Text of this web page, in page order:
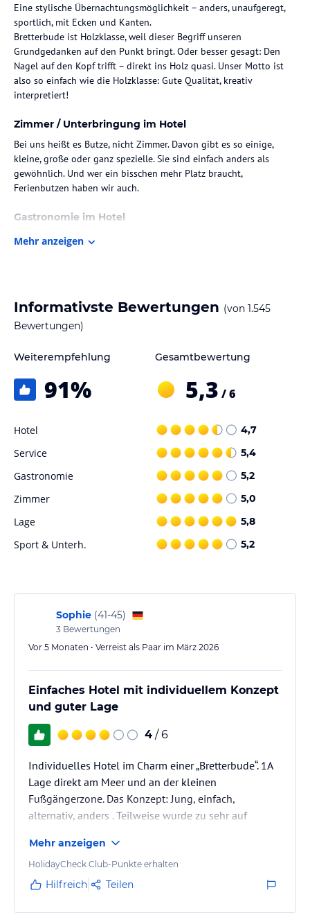
Eine stylische Übernachtungsmöglichkeit – anders, unaufgeregt,
sportlich, mit Ecken und Kanten.
Bretterbude ist Holzklasse, weil dieser Begriff unseren
Grundgedanken auf den Punkt bringt. Oder besser gesagt: Den
Nagel auf den Kopf trifft – direkt ins Holz quasi. Unser Motto ist
also so einfach wie die Holzklasse: Gute Qualität, kreativ
interpretiert!
Zimmer / Unterbringung im Hotel
Bei uns heißt es Butze, nicht Zimmer. Davon gibt es so einige,
kleine, große oder ganz spezielle. Sie sind einfach anders als
gewöhnlich. Und wer ein bisschen mehr Platz braucht,
Ferienbutzen haben wir auch.
Gastronomie im Hotel
Das Restaurant Strandschuppen bietet bodenständige ehrlich
Hinweis: Allgemeine und unverbindliche
ohne Gewähr und ohne Prüfung durch HolidayCheck. Bitte
lies vor der Buchung die verbindlichen
Angebotsdetails
jeweiligen Veranstalters.
Mehr anzeigen
Informativste Bewertungen (von 1.545
Bewertungen)
Weiterempfehlung
91%
Gesamtbewertung
5,3 / 6
Hotel 4,7
Service 5,4
Gastronomie 5,2
Zimmer 5,0
Lage 5,8
Sport & Unterh. 5,2
Sophie (41-45)
3 Bewertungen
Vor 5 Monaten • Verreist als Paar im März 2026
Einfaches Hotel mit individuellem Konzept
und guter Lage
4 / 6
Individuelles Hotel im Charm einer „Bretterbude“. 1A
Lage direkt am Meer und an der kleinen
Fußgängerzone. Das Konzept: Jung, einfach,
alternativ, anders . Teilweise wurde zu sehr auf
schaffen.
Pauschal wird jeder vom Personal geduzt und
teilweise auch ziemlich flapsig angesprochen (aber
Menschen nicht gut an. Ist aber halt das Konzept.
Mehr anzeigen
HolidayCheck Club-Punkte erhalten
Hilfreich Teilen